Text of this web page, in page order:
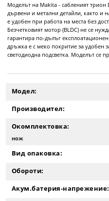
Моделът на Makita - сабленият трион
дървени и метални детайли, както и
е удобен при работа на места без
Безчетковият мотор (BLDC) не се
гарантира по-дълъг
дръжка е с меко покритие за удобен
светодиодна подсветка. Моделът се
Модел:
Производител:
Окомплектовка:
нож
Вид опаковка:
Обороти:
Акум.батерия-напрежение: